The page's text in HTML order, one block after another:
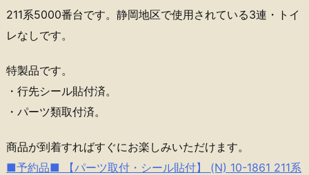
211系5000番台です。静岡地区で使用されている3連・トイ
レなしです。
特製品です。
・行先シール貼付済。
・パーツ類取付済。
商品が到着すればすぐにお楽しみいただけます。
■予約品■ 【パーツ取付・シール貼付】 (N) 10-1861 211系